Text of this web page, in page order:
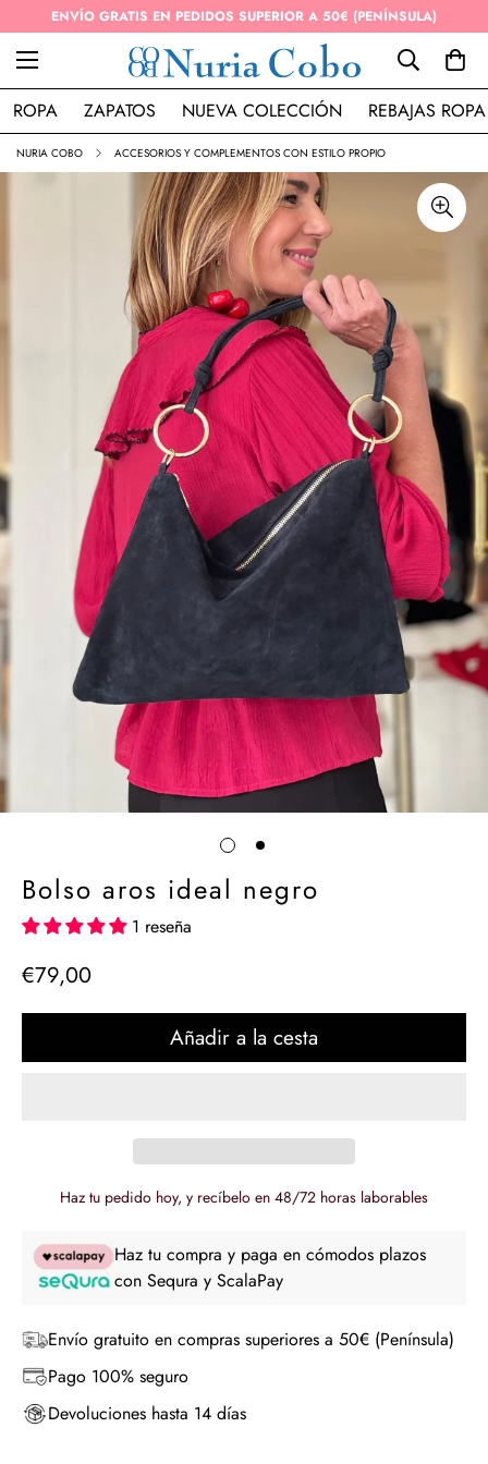
ENVÍO GRATIS EN PEDIDOS SUPERIOR A 50€ (PENÍNSULA)
ROPA ZAPATOS NUEVA COLECCIÓN REBAJAS ROPA
NURIA COBO ACCESORIOS Y COMPLEMENTOS CON ESTILO PROPIO
Bolso aros ideal negro
1 reseña
Precio
€79,00
Añadir a la cesta
Haz tu pedido hoy, y recíbelo en 48/72 horas laborables
Haz tu compra y paga en cómodos plazos
con Sequra y ScalaPay
Envío gratuito en compras superiores a 50€ (Península)
Pago 100% seguro
Devoluciones hasta 14 días